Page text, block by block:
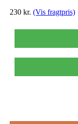
230 kr. (Vis fragtpris)